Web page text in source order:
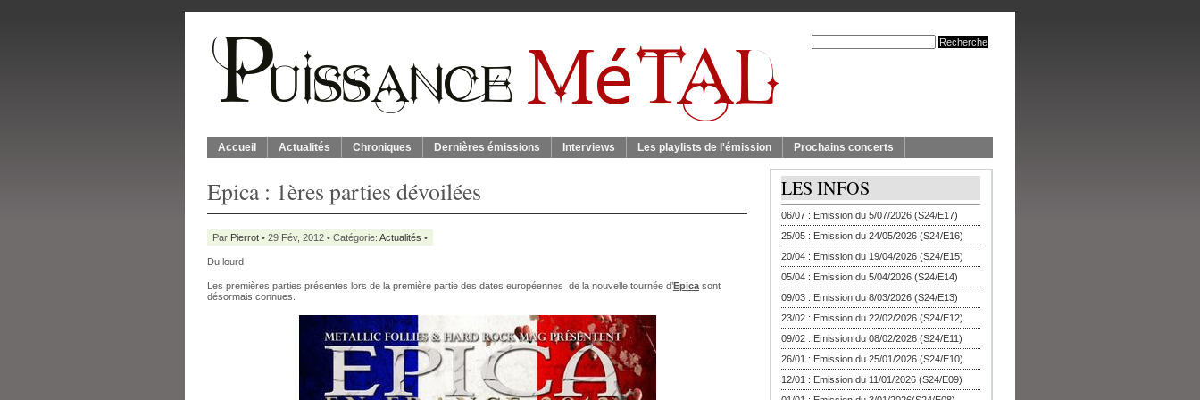
Accueil Actualités Chroniques Dernières émissions Interviews Les playlists de l'émission Prochains concerts
Epica : 1ères parties dévoilées
Par Pierrot • 29 Fév, 2012 • Catégorie: Actualités •
Du lourd
Les premières parties présentes lors de la première partie des dates européennes de la nouvelle tournée d’Epica sont
désormais connues.
LES INFOS
06/07 : Emission du 5/07/2026 (S24/E17)
25/05 : Emission du 24/05/2026 (S24/E16)
20/04 : Emission du 19/04/2026 (S24/E15)
05/04 : Emission du 5/04/2026 (S24/E14)
09/03 : Emission du 8/03/2026 (S24/E13)
23/02 : Emission du 22/02/2026 (S24/E12)
09/02 : Emission du 08/02/2026 (S24/E11)
26/01 : Emission du 25/01/2026 (S24/E10)
12/01 : Emission du 11/01/2026 (S24/E09)